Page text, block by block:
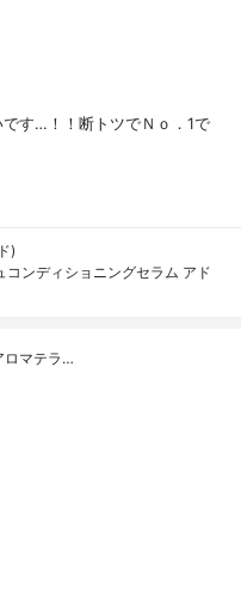
す…！！断トツでＮｏ．1で
)
ンディショニングセラム アド
ロマテラ…